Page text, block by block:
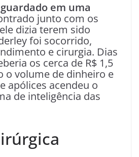
em uma
junto com os
dizia terem sido
foi socorrido,
e cirurgia. Dias
os cerca de R$ 1,5
o volume de dinheiro e
apólices acendeu o
de inteligência das